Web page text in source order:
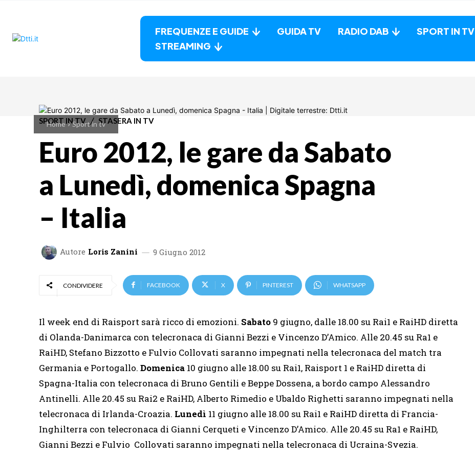
FREQUENZE E GUIDE GUIDA TV RADIO DAB SPORT IN TV
STREAMING
Home Sport in tv
SPORT IN TV STASERA IN TV
Euro 2012, le gare da Sabato
a Lunedì, domenica Spagna
– Italia
Autore Loris Zanini 9 Giugno 2012
CONDIVIDERE FACEBOOK X PINTEREST WHATSAPP
Il week end di Raisport sarà ricco di emozioni. Sabato 9 giugno, dalle 18.00 su Rai1 e RaiHD diretta
di Olanda-Danimarca con telecronaca di Gianni Bezzi e Vincenzo D’Amico. Alle 20.45 su Ra1 e
RaiHD, Stefano Bizzotto e Fulvio Collovati saranno impegnati nella telecronaca del match tra
Germania e Portogallo. Domenica 10 giugno alle 18.00 su Rai1, Raisport 1 e RaiHD diretta di
Spagna-Italia con telecronaca di Bruno Gentili e Beppe Dossena, a bordo campo Alessandro
Antinelli. Alle 20.45 su Rai2 e RaiHD, Alberto Rimedio e Ubaldo Righetti saranno impegnati nella
telecronaca di Irlanda-Croazia. Lunedì 11 giugno alle 18.00 su Rai1 e RaiHD diretta di Francia-
Inghilterra con telecronaca di Gianni Cerqueti e Vincenzo D’Amico. Alle 20.45 su Ra1 e RaiHD,
Gianni Bezzi e Fulvio Collovati saranno impegnati nella telecronaca di Ucraina-Svezia.